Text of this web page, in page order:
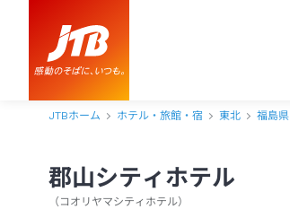
JTBホーム ホテル・旅館・宿 東北 福島県
郡山シティホテル
（ コオリヤマシティホテル）